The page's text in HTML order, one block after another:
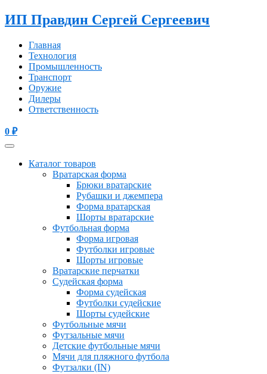
ИП Правдин Сергей Сергеевич
Главная
Технология
Промышленность
Транспорт
Оружие
Дилеры
Ответственность
0 ₽
Каталог товаров
Вратарская форма
Брюки вратарские
Рубашки и джемпера
Форма вратарская
Шорты вратарские
Футбольная форма
Форма игровая
Футболки игровые
Шорты игровые
Вратарские перчатки
Судейская форма
Форма судейская
Футболки судейские
Шорты судейские
Футбольные мячи
Футзальные мячи
Детские футбольные мячи
Мячи для пляжного футбола
Футзалки (IN)